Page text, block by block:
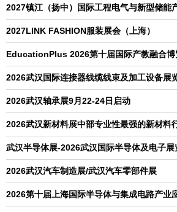
2027镇江（扬中）国际工程电气与新型储能
2027LINK FASHION服装展会（上海）
EducationPlus 2026第十届国际产教融合博
2026武汉国际连接器线缆线束及加工设备展
2026武汉轴承展9月22-24日启动
2026武汉新材料展中部专业性最强的新材料
武汉半导体展-2026武汉国际半导体及电子展
2026武汉汽车制造展/武汉汽车零部件展
2026第十届上海国际半导体与集成电路产业